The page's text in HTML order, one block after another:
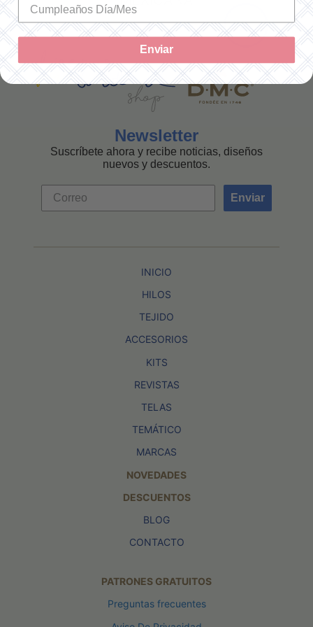
Newsletter
Suscríbete ahora y recibe noticias, diseños
nuevos y descuentos.
Enviar
INICIO
HILOS
TEJIDO
ACCESORIOS
KITS
REVISTAS
TELAS
TEMÁTICO
MARCAS
NOVEDADES
DESCUENTOS
BLOG
CONTACTO
PATRONES GRATUITOS
Preguntas frecuentes
Enviar